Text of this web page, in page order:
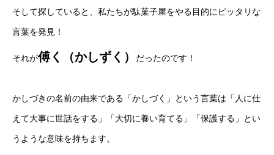
そして探していると、私たちが駄菓子屋をやる目的にピッタリな
言葉を発見！
それが傅く （かしずく） だったのです！
かしづきの名前の由来である「かしづく」という言葉は「人に仕
えて大事に世話をする」「大切に養い育てる」「保護する」とい
うような意味を持ちます。